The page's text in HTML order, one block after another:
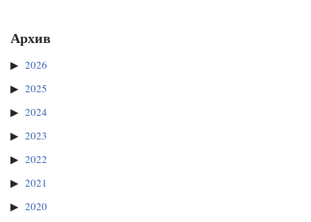
Архив
2026
2025
2024
2023
2022
2021
2020